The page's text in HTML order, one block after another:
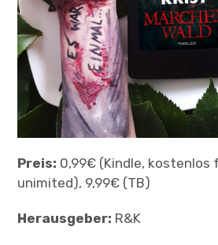
Preis: 0,99€ (Kindle, kostenlos
unimited), 9,99€ (TB)
Herausgeber: R&K